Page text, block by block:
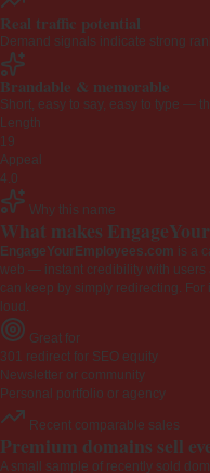
Real traffic potential
Demand signals indicate strong
Brandable & memorable
Short, easy to say, easy to type —
Length
19
Appeal
4.0
Why this name
What makes
EngageYourEmployees.com is a
web — instant credibility with users
can keep by simply redirecting.
loud.
Great for
301 redirect for SEO equity
Newsletter or community
Personal portfolio or agency
Recent comparable sales
Premium domains sell
A small sample of recently sold